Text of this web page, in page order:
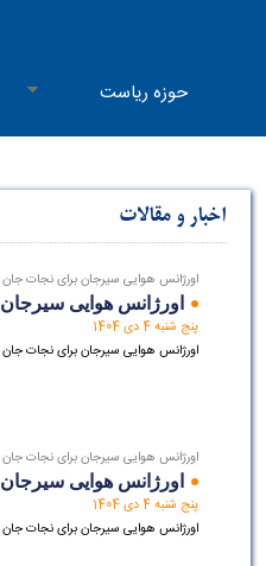
حوزه ریاست
اخبار و مقالات
اورژانس هوایی سیرجان برای نجات جان
اورژانس هوایی سیرجان
پنج شنبه 4 دی 1404
اورژانس هوایی سیرجان برای نجات جان
اورژانس هوایی سیرجان برای نجات جان
اورژانس هوایی سیرجان
پنج شنبه 4 دی 1404
اورژانس هوایی سیرجان برای نجات جان